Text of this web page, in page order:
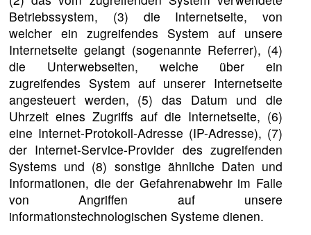
Betriebssystem, (3) die Internetseite, von
welcher ein zugreifendes System auf unsere
Internetseite gelangt (sogenannte Referrer), (4)
die Unterwebseiten, welche über ein
zugreifendes System auf unserer Internetseite
angesteuert werden, (5) das Datum und die
Uhrzeit eines Zugriffs auf die Internetseite, (6)
eine Internet-Protokoll-Adresse (IP-Adresse), (7)
der Internet-Service-Provider des zugreifenden
Systems und (8) sonstige ähnliche Daten und
Informationen, die der Gefahrenabwehr im Falle
von Angriffen auf unsere
informationstechnologischen Systeme dienen.